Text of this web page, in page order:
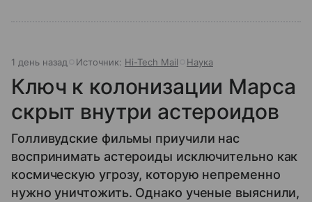
1 день назад Источник: Hi-Tech Mail Наука
Ключ к колонизации Марса
скрыт внутри астероидов
Голливудские фильмы приучили нас
воспринимать астероиды исключительно как
космическую угрозу, которую непременно
нужно уничтожить. Однако ученые выяснили,